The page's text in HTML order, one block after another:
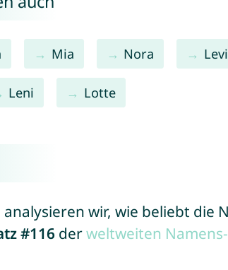
Mia Nora Levi
Leni Lotte
analysieren wir, wie beliebt die
#116 derweltweiten